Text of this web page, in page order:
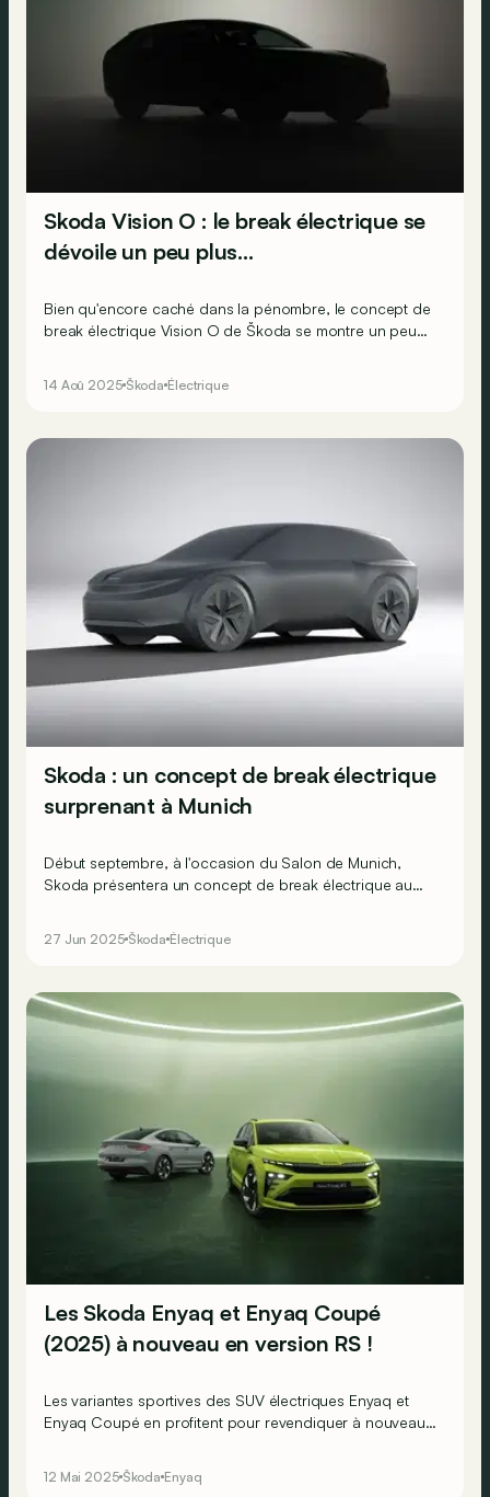
Skoda Vision O : le break électrique se
dévoile un peu plus…
Bien qu'encore caché dans la pénombre, le concept de
break électrique Vision O de Škoda se montre un peu
14 Aoû 2025 Škoda Électrique
Skoda : un concept de break électrique
surprenant à Munich
Début septembre, à l'occasion du Salon de Munich,
Skoda présentera un concept de break électrique au
future Octavia !
27 Jun 2025 Škoda Électrique
Les Skoda Enyaq et Enyaq Coupé
(2025) à nouveau en version RS !
Les variantes sportives des SUV électriques Enyaq et
Enyaq Coupé en profitent pour revendiquer à nouveau
12 Mai 2025 Škoda Enyaq